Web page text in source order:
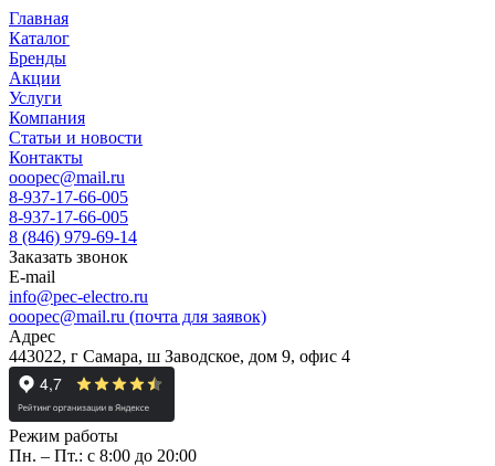
Главная
Каталог
Бренды
Акции
Услуги
Компания
Статьи и новости
Контакты
ooopec@mail.ru
8-937-17-66-005
8-937-17-66-005
8 (846) 979-69-14
Заказать звонок
E-mail
info@pec-electro.ru
ooopec@mail.ru (почта для заявок)
Адрес
443022, г Самара, ш Заводское, дом 9, офис 4
Режим работы
Пн. – Пт.: с 8:00 до 20:00